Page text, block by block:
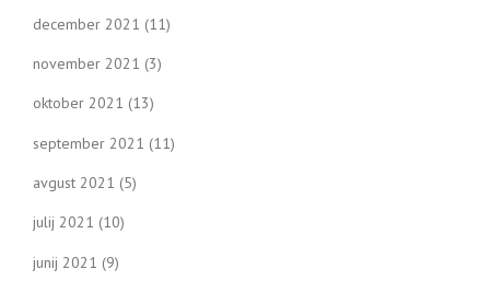
december 2021 (11)
november 2021 (3)
oktober 2021 (13)
september 2021 (11)
avgust 2021 (5)
julij 2021 (10)
junij 2021 (9)